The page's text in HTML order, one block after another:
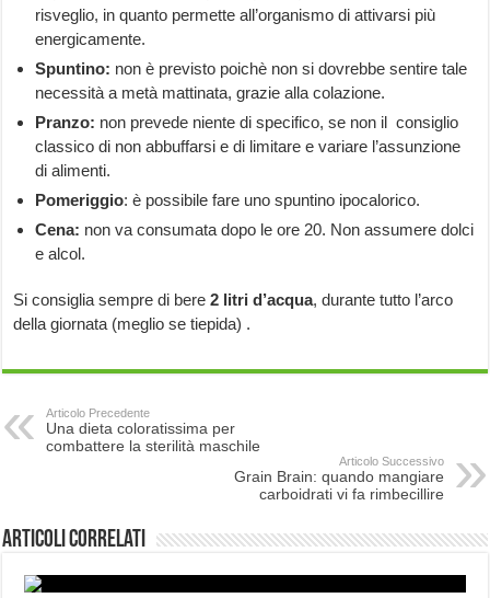
risveglio, in quanto permette all’organismo di attivarsi più
energicamente.
Spuntino: non è previsto poichè non si dovrebbe sentire tale
necessità a metà mattinata, grazie alla colazione.
Pranzo: non prevede niente di specifico, se non il consiglio
classico di non abbuffarsi e di limitare e variare l’assunzione
di alimenti.
Pomeriggio: è possibile fare uno spuntino ipocalorico.
Cena: non va consumata dopo le ore 20. Non assumere dolci
e alcol.
Si consiglia sempre di bere2 litri d’acqua, durante tutto l’arco
della giornata (meglio se tiepida) .
Articolo Precedente
Una dieta coloratissima per
combattere la sterilità maschile
Articolo Successivo
Grain Brain: quando mangiare
carboidrati vi fa rimbecillire
Articoli correlati